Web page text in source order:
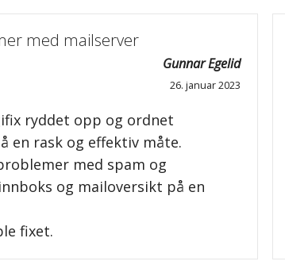
med mailserver
Gunnar Egelid
26. januar 2023
ryddet opp og ordnet
en rask og effektiv måte.
med spam og
og mailoversikt på en
fixet.